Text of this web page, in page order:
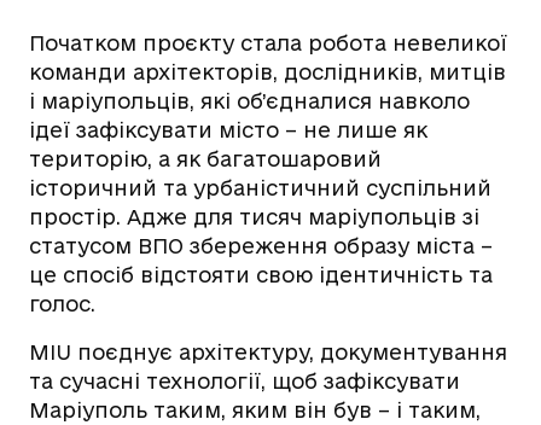
Початком проєкту стала робота невеликої
команди архітекторів, дослідників, митців
і маріупольців, які об’єдналися навколо
ідеї зафіксувати місто – не лише як
територію, а як багатошаровий
історичний та урбаністичний суспільний
простір. Адже для тисяч маріупольців зі
статусом ВПО збереження образу міста –
це спосіб відстояти свою ідентичність та
голос.
MIU поєднує архітектуру, документування
та сучасні технології, щоб зафіксувати
Маріуполь таким, яким він був – і таким,